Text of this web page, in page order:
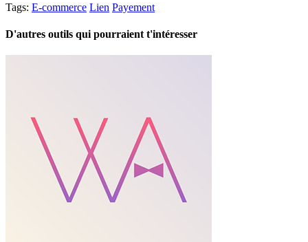
Tags: E-commerce Lien Payement
D'autres outils qui pourraient t'intéresser